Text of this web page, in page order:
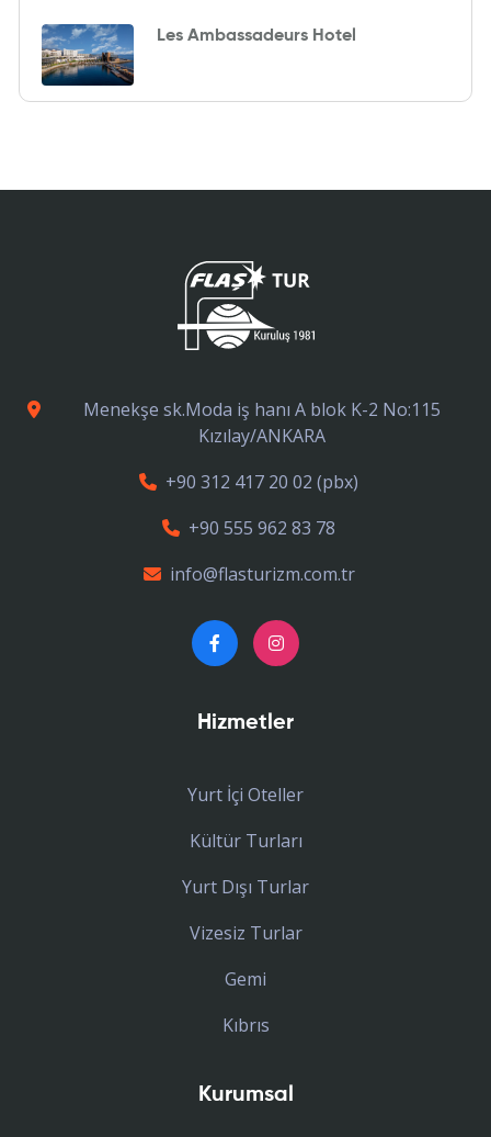
Les Ambassadeurs Hotel
Menekşe sk.Moda iş hanı A blok K-2 No:115
Kızılay/ANKARA
+90 312 417 20 02 (pbx)
+90 555 962 83 78
info@flasturizm.com.tr
Hizmetler
Yurt İçi Oteller
Kültür Turları
Yurt Dışı Turlar
Vizesiz Turlar
Gemi
Kıbrıs
Kurumsal